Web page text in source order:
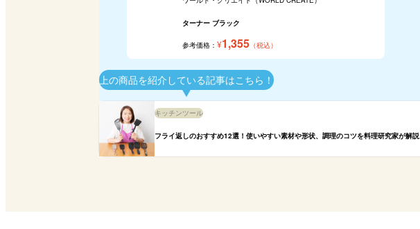
ターナー ブラック
参考価格： ¥1,355 （税込）
上の商品を紹介している記事はこちら！
キッチンツール
フライ返しのおすすめ12選！使いやすい素材や形状、調理のコツを料理研究家が解説